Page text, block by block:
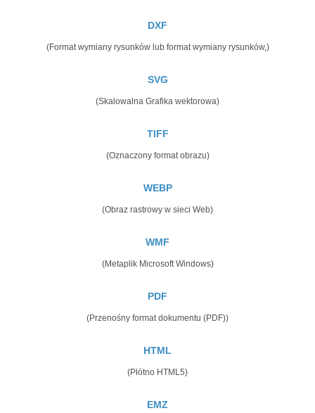
DXF
(Format wymiany rysunków lub format wymiany rysunków,)
SVG
(Skalowalna Grafika wektorowa)
TIFF
(Oznaczony format obrazu)
WEBP
(Obraz rastrowy w sieci Web)
WMF
(Metaplik Microsoft Windows)
PDF
(Przenośny format dokumentu (PDF))
HTML
(Płótno HTML5)
EMZ